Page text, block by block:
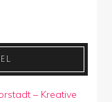
– Kreative